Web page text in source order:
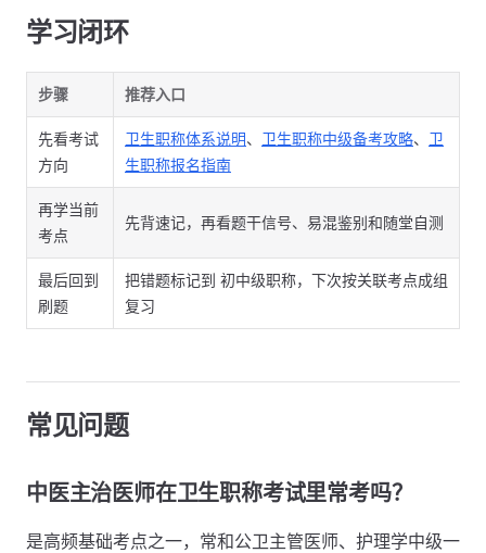
学习闭环
步骤 推荐入口
先看考试
方向
卫生职称体系说明、 卫生职称中级备考攻略、 卫
生职称报名指南
再学当前
考点
先背速记，再看题干信号、易混鉴别和随堂自测
最后回到
刷题
把错题标记到 初中级职称，下次按关联考点成组
复习
常见问题
中医主治医师在卫生职称考试里常考吗？
是高频基础考点之一，常和公卫主管医师、护理学中级一